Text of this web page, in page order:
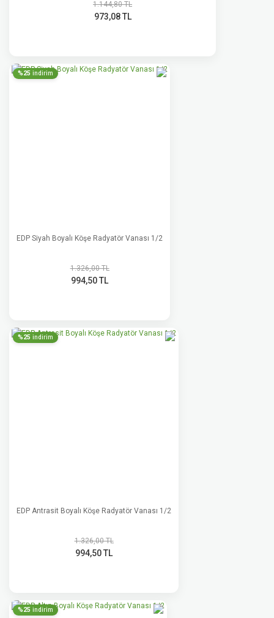
1.144,80 TL
973,08 TL
%25 indirim
EDP Siyah Boyalı Köşe Radyatör Vanası 1/2
1.326,00 TL
994,50 TL
%25 indirim
EDP Antrasit Boyalı Köşe Radyatör Vanası 1/2
1.326,00 TL
994,50 TL
%25 indirim